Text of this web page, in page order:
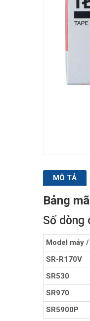
MÔ TẢ
Bảng
Số dòng
Model máy
SR-R170V
SR530
SR970
SR5900P